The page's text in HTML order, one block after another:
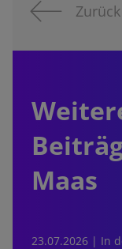
Maas
23.07.2026 | In